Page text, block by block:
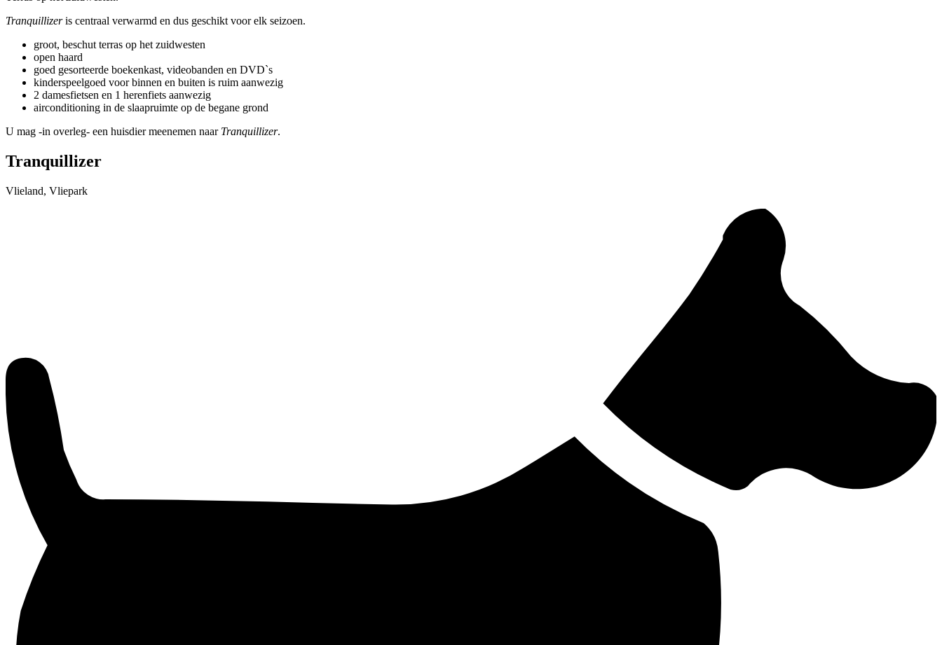
Tranquillizeris centraal verwarmd en dus geschikt voor elk seizoen.
groot, beschut terras op het zuidwesten
open haard
goed gesorteerde boekenkast, videobanden en DVD`s
kinderspeelgoed voor binnen en buiten is ruim aanwezig
2 damesfietsen en 1 herenfiets aanwezig
airconditioning in de slaapruimte op de begane grond
U mag -in overleg- een huisdier meenemen naar Tranquillizer.
Tranquillizer
Vlieland, Vliepark